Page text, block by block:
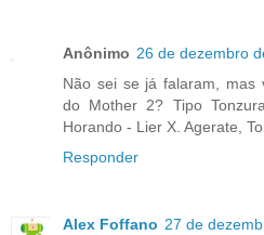
Anônimo 26 de dezembro
Não sei se já falaram, mas
do Mother 2? Tipo
Horando - Lier X. Agerate,
Responder
Alex Foffano 27 de